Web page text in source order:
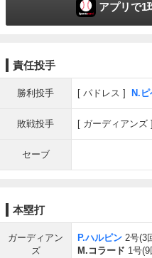
アプリで1
責任投手
勝利投手 パドレス N.
敗戦投手 ガーディアンズ
セーブ
本塁打
ガーディアン
ズ
P.ハルピン 2号(3
M.コラード 1号